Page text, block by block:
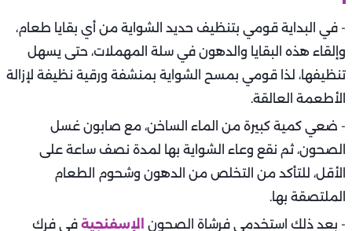
- في البداية قومي بتنظيف حديد الشواية من أي بقايا طعام،
وإلقاء هذه البقايا والدهون في سلة المهملات، حتى يسهل
تنظيفها، لذا قومي بمسح الشواية بمنشفة ورقية نظيفة لإزالة
الأطعمة العالقة.
- ضعي كمية كبيرة من الماء الساخن، مع صابون غسل
الصحون، ثم نقع وعاء الشواية بها لمدة نصف ساعة على
الأقل، للتأكد من التخلص من الدهون وشحوم الطعام
الملتصقة بها.
- بعد ذلك استخدمي فرشاة الصحون الإسفنجية في فرك